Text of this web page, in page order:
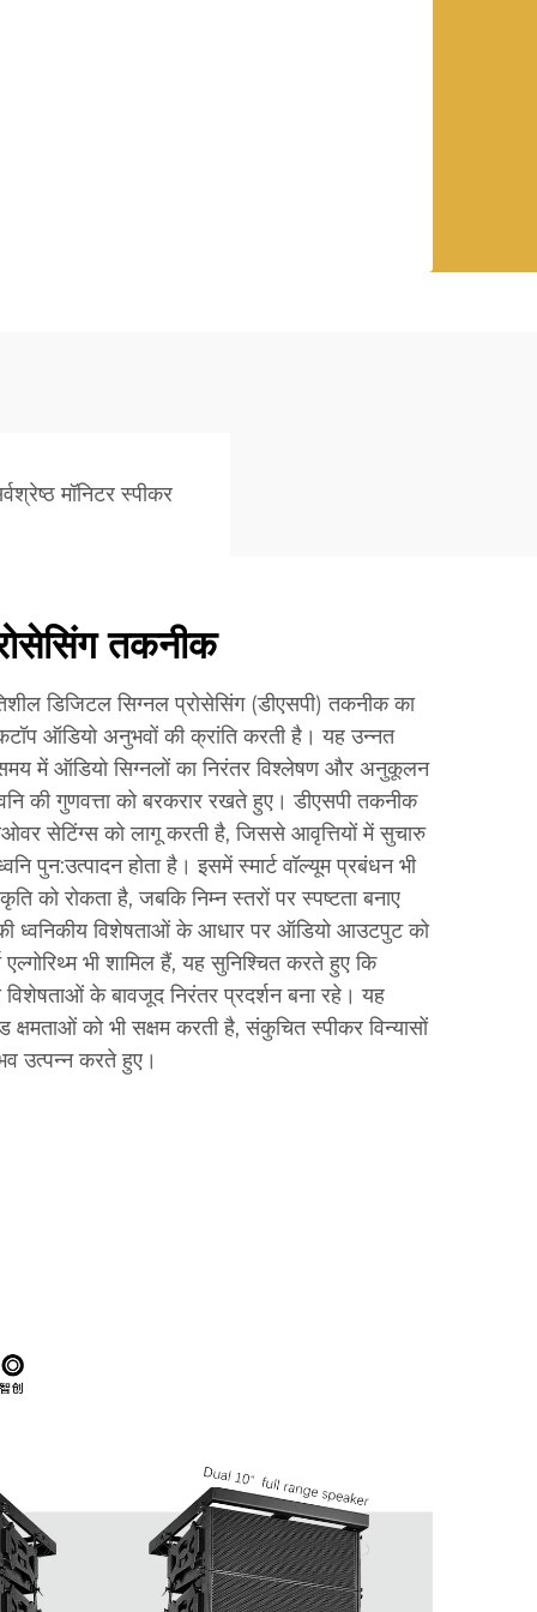
मॉनिटर स्पीकर
तकनीक
डिजिटल सिग्नल प्रोसेसिंग (डीएसपी) तकनीक का
ऑडियो अनुभवों की क्रांति करती है। यह उन्नत
समय में ऑडियो सिग्नलों का निरंतर विश्लेषण और अनुकूलन
की गुणवत्ता को बरकरार रखते हुए। डीएसपी तकनीक
सेटिंग्स को लागू करती है, जिससे आवृत्तियों में सुचारु
होता है। इसमें स्मार्ट वॉल्यूम प्रबंधन भी
को रोकता है, जबकि निम्न स्तरों पर स्पष्टता बनाए
ध्वनिकीय विशेषताओं के आधार पर ऑडियो आउटपुट को
एल्गोरिथ्म भी शामिल हैं, यह सुनिश्चित करते हुए कि
विशेषताओं के बावजूद निरंतर प्रदर्शन बना रहे। यह
को भी सक्षम करती है, संकुचित स्पीकर विन्यासों
उत्पन्न करते हुए।